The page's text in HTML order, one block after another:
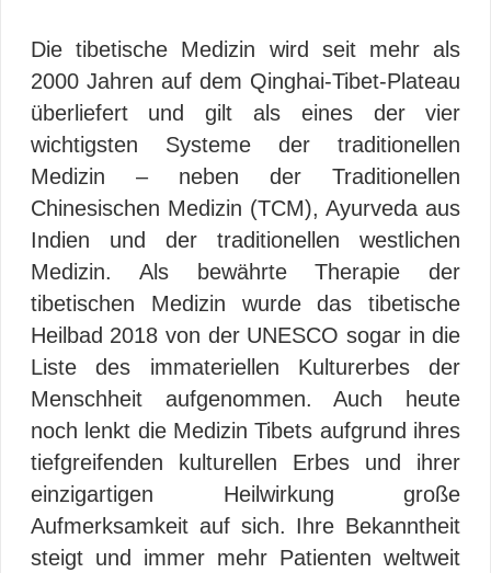
Die tibetische Medizin wird seit mehr als
2000 Jahren auf dem Qinghai-Tibet-Plateau
überliefert und gilt als eines der vier
wichtigsten Systeme der traditionellen
Medizin – neben der Traditionellen
Chinesischen Medizin (TCM), Ayurveda aus
Indien und der traditionellen westlichen
Medizin. Als bewährte Therapie der
tibetischen Medizin wurde das tibetische
Heilbad 2018 von der UNESCO sogar in die
Liste des immateriellen Kulturerbes der
Menschheit aufgenommen. Auch heute
noch lenkt die Medizin Tibets aufgrund ihres
tiefgreifenden kulturellen Erbes und ihrer
einzigartigen Heilwirkung große
Aufmerksamkeit auf sich. Ihre Bekanntheit
steigt und immer mehr Patienten weltweit